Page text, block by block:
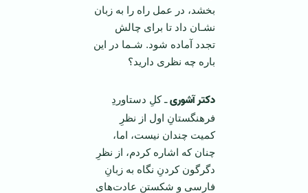
بخشد، در عمل راه را به ‌زبان
نشـان داد تا برای چالش
تجدد آماده شود. شـما در این
باره چه نظری دارید؟
دکتر آشوریـ كلِ دستاوردِ
فرهنگستانِ اول از نظرِ
كمیت چندان نیست، اما،
چنان كه اشاره كردم، از نظرِ
دگرگون كردنِ نگاه به زبانِ
فارسی و شكستنِ عادت‌های